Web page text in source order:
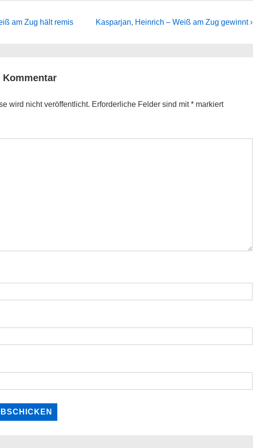
am Zug hält remis
Next
Kasparjan, Heinrich – Weiß am Zug gewinnt ›
Kommentar
wird nicht veröffentlicht. Erforderliche Felder sind mit* markiert